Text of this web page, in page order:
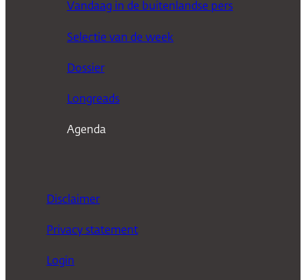
Vandaag in de buitenlandse pers
Selectie van de week
Dossier
Longreads
Agenda
Disclaimer
Privacy statement
Login